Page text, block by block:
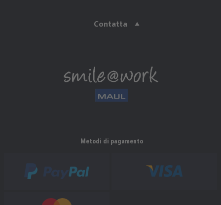
Contatta
Metodi di pagamento